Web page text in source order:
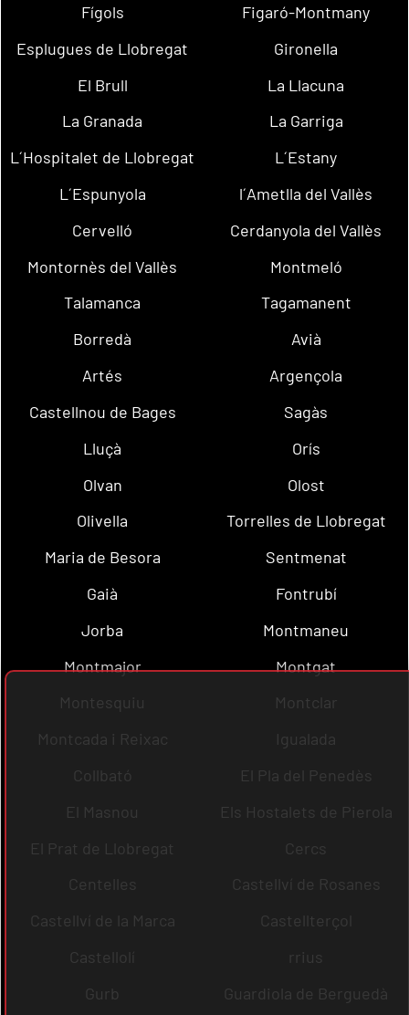
Fígols
Figaró-Montmany
Esplugues de Llobregat
Gironella
El Brull
La Llacuna
La Granada
La Garriga
L´Hospitalet de Llobregat
L´Estany
L´Espunyola
l´Ametlla del Vallès
Cervelló
Cerdanyola del Vallès
Montornès del Vallès
Montmeló
Talamanca
Tagamanent
Borredà
Avià
Artés
Argençola
Castellnou de Bages
Sagàs
Lluçà
Orís
Olvan
Olost
Olivella
Torrelles de Llobregat
Maria de Besora
Sentmenat
Gaià
Fontrubí
Jorba
Montmaneu
Montmajor
Montgat
Montesquiu
Montclar
Montcada i Reixac
Igualada
Collbató
El Pla del Penedès
El Masnou
Els Hostalets de Pierola
El Prat de Llobregat
Cercs
Centelles
Castellví de Rosanes
Castellví de la Marca
Castellterçol
Castellolí
rrius
Gurb
Guardiola de Berguedà